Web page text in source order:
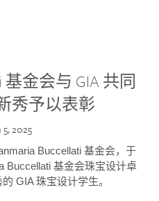
基金会与 GIA 共同
秀予以表彰
2025
Buccellati 基金会，于
Buccellati 基金会珠宝设计卓
GIA 珠宝设计学生。